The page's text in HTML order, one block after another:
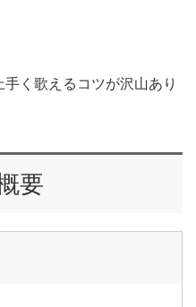
く歌えるコツが沢山あり
要